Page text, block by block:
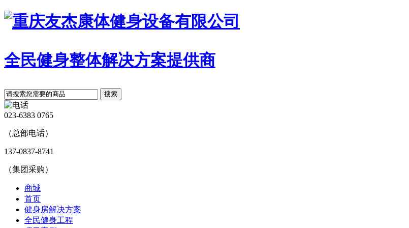
全民健身整体解决方案提供商
搜索
023-6383 0765
（总部电话）
137-0837-8741
（集团采购）
商城
首页
健身房解决方案
全民健身工程